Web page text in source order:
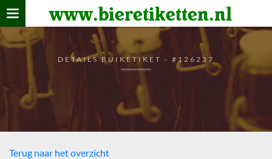
www.bieretiketten.nl
Home
verzamelen
De bierkaart
Bezoekers
DETAILS BUIKETIKET - #126237
Terug naar het overzicht